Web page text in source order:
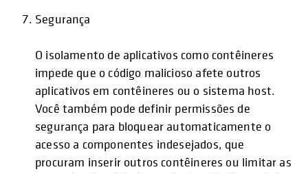
Segurança
O isolamento de aplicativos como contêineres
impede que o código malicioso afete outros
aplicativos em contêineres ou o sistema host.
Você também pode definir permissões de
segurança para bloquear automaticamente o
acesso a componentes indesejados, que
procuram inserir outros contêineres ou limitar as